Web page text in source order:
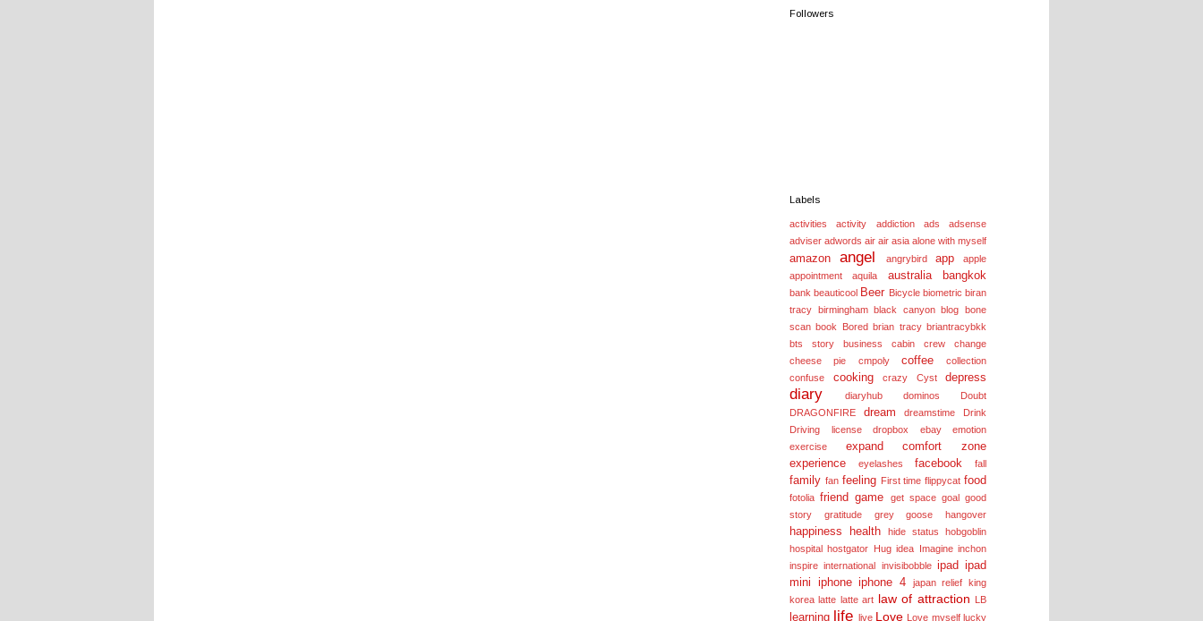
Followers
Labels
activities activity addiction ads
adsense
adviser adwords air air asia alone with myself
amazon angel angrybird app
apple
appointment
aquila australia bangkok
bank beauticool Beer Bicycle biometric biran
tracy birmingham black canyon blog bone
scan book Bored brian tracy briantracybkk
bts story
business cabin crew
change
cheese pie
cmpoly coffee
collection
confuse
cooking crazy Cyst depress
diary diaryhub dominos
Doubt
DRAGONFIRE
dream dreamstime
Drink
Driving license
dropbox ebay
emotion
exercise
expand comfort zone
experience
eyelashes facebook fall
family fan feeling First time flippycat food
fotolia friend game get space goal good
story
gratitude grey goose hangover
happiness health hide status
hobgoblin
hospital hostgator Hug idea Imagine inchon
inspire international invisibobble ipad ipad
mini
iphone iphone 4 japan relief king
korea latte latte art law of attraction LB
learning life live Love Love myself lucky